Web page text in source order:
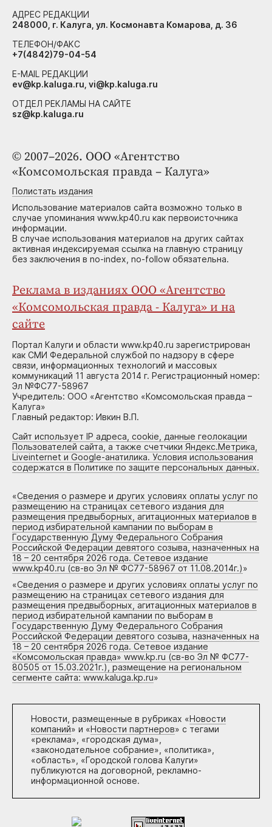
© 2007–2026. ООО «Агентство
«Комсомольская правда – Калуга»
Полистать издания
Использование материалов сайта возможно только в
случае упоминания www.kp40.ru как первоисточника
информации.
В случае использования материалов на других сайтах
активная индексируемая ссылка на главную страницу
без заключения в no-index, no-follow обязательна.
Реклама в изданиях ООО «Агентство
«Комсомольская правда - Калуга» и на
сайте
Портал Калуги и области www.kp40.ru зарегистрирован
как СМИ Федеральной службой по надзору в сфере
связи, информационных технологий и массовых
коммуникаций 11 августа 2014 г. Регистрационный номер:
Эл №ФС77-58967
Учредитель: ООО «Агентство «Комсомольская правда –
Калуга»
Главный редактор: Ивкин В.П.
Сайт использует IP адреса, cookie, данные геолокации
Пользователей сайта, а также счетчики Яндекс.Метрика,
Liveinternet и Google-анатилика. Условия использования
содержатся в Политике по защите персональных данных.
«Сведения о размере и других условиях оплаты услуг по
размещению на страницах сетевого издания для
размещения предвыборных, агитационных материалов в
период избирательной кампании по выборам в
Государственную Думу Федерального Собрания
Российской Федерации девятого созыва, назначенных на
18 – 20 сентября 2026 года. Сетевое издание
www.kp40.ru (св-во Эл № ФС77-58967 от 11.08.2014г.)»
«Сведения о размере и других условиях оплаты услуг по
размещению на страницах сетевого издания для
размещения предвыборных, агитационных материалов в
период избирательной кампании по выборам в
Государственную Думу Федерального Собрания
Российской Федерации девятого созыва, назначенных на
18 – 20 сентября 2026 года. Сетевое издание
«Комсомольская правда» www.kp.ru (св-во Эл № ФС77-
80505 от 15.03.2021г.), размещение на региональном
сегменте сайта: www.kaluga.kp.ru»
Новости, размещенные в рубриках «Новости
компаний» и «Новости партнеров» с тегами
«реклама», «городская дума»,
«законодательное собрание», «политика»,
«область», «Городской голова Калуги»
публикуются на договорной, рекламно-
информационной основе.
АДРЕС РЕДАКЦИИ
248000, г. Калуга, ул. Космонавта Комарова, д. 36
ТЕЛЕФОН/ФАКС
+7(4842)79-04-54
E-MAIL РЕДАКЦИИ
ev@kp.kaluga.ru, vi@kp.kaluga.ru
ОТДЕЛ РЕКЛАМЫ НА САЙТЕ
sz@kp.kaluga.ru